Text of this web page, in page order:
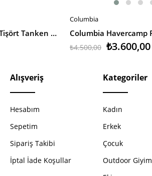
The North Face Erkek Tişört Tanken Polo - Eu
SEPETE EKLE
Columbia
₺3.600,00
₺4.500,00
Alışveriş
Hesabım
Sepetim
Sipariş Takibi
İptal İade Koşullar
Kategoriler
Kadın
Erkek
Çocuk
Outdoor Giyim